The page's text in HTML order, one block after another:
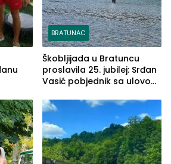
BRATUNAC
Škobljijada u Bratuncu
proslavila 25. jubilej: Srđan
Vasić pobjednik sa ulovom